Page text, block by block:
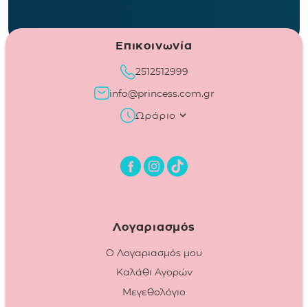
Επικοινωνία
2512512999
info@princess.com.gr
Ωράριο
Λογαριασμός
Ο Λογαριασμός μου
Καλάθι Αγορών
Μεγεθολόγιο